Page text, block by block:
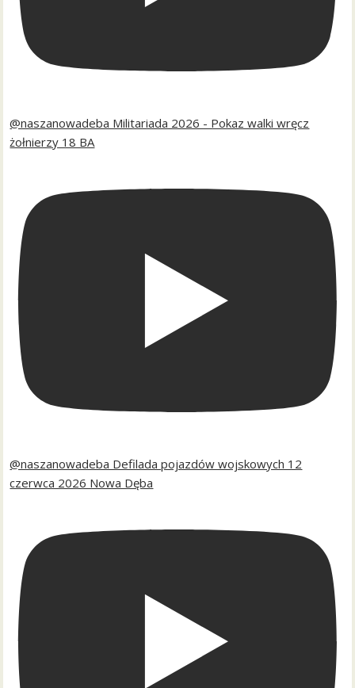
@naszanowadeba Militariada 2026 - Pokaz walki wręcz
żołnierzy 18 BA
@naszanowadeba Defilada pojazdów wojskowych 12
czerwca 2026 Nowa Dęba